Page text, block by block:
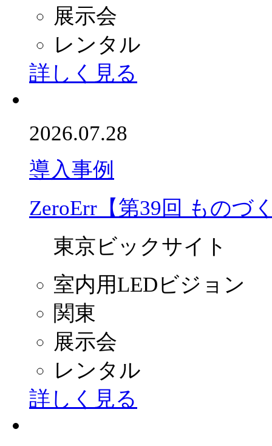
展示会
レンタル
詳しく見る
2026.07.28
導入事例
ZeroErr【第39回 ものづ
東京ビックサイト
室内用LEDビジョン
関東
展示会
レンタル
詳しく見る